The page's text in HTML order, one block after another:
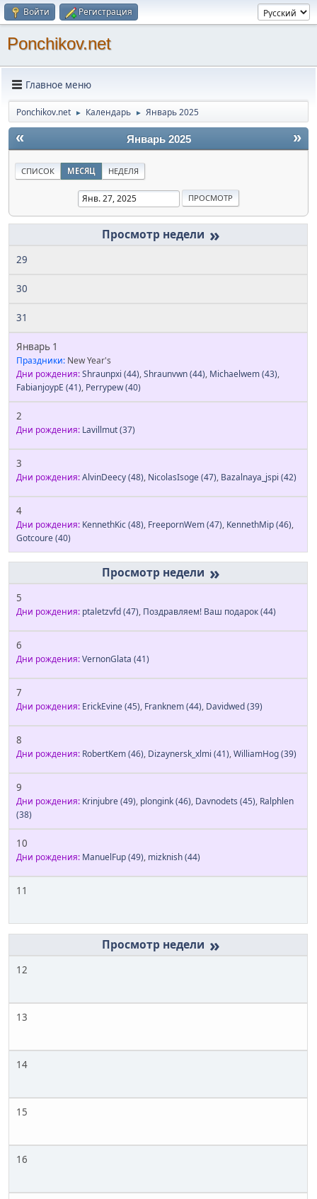
Войти Регистрация
Ponchikov.net
Главное меню
Ponchikov.net ► Календарь ► Январь 2025
« »
Январь 2025
СПИСОК МЕСЯЦ НЕДЕЛЯ
»
29
30
31
Январь 1
Праздники: New Year's
Дни рождения:Shraunpxi (44),Shraunvwn(44), Michaelwem(43),
FabianjoypE (41), Perrypew(40)
2
Дни рождения: Lavillmut(37)
3
Дни рождения:AlvinDeecy(48), NicolasIsoge(47), Bazalnaya_jspi (42)
4
Дни рождения: KennethKic(48), FreepornWem(47), KennethMip(46),
Gotcoure(40)
»
5
Дни рождения: ptaletzvfd(47), Поздравляем! Ваш подарок(44)
6
Дни рождения:VernonGlata (41)
7
Дни рождения: ErickEvine(45), Franknem(44), Davidwed(39)
8
Дни рождения: RobertKem(46), Dizaynersk_xlmi (41),WilliamHog(39)
9
Дни рождения: Krinjubre(49), plongink(46), Davnodets (45), Ralphlen
(38)
10
Дни рождения: ManuelFup(49), mizknish(44)
11
»
12
13
14
15
16